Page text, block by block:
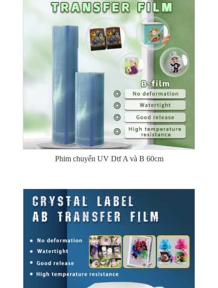
Phim chuyển UV Dtf A và B 60cm